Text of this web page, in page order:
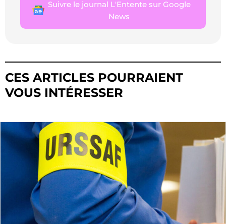
Suivre le journal L'Entente sur Google
News
CES ARTICLES POURRAIENT
VOUS INTÉRESSER